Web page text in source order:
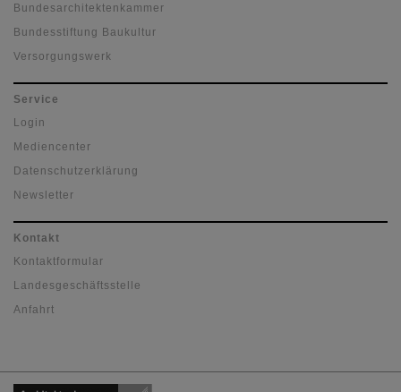
Bundesarchitektenkammer
Bundesstiftung Baukultur
Versorgungswerk
Service
Login
Mediencenter
Datenschutzerklärung
Newsletter
Kontakt
Kontaktformular
Landesgeschäftsstelle
Anfahrt